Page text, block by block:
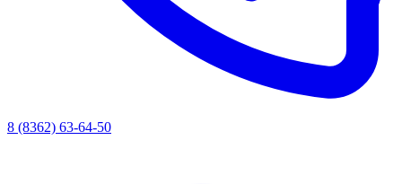
8 (8362) 63-64-50